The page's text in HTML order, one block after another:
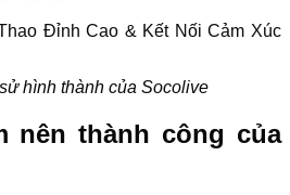
hình thành của Socolive
nên thành công của